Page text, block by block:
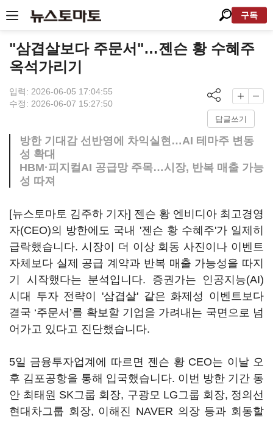
구독
"삼겹살보다 주문서"…젠슨 황 수혜주
옥석가리기
입력: 2026-06-05 17:04:55
수정: 2026-06-07 15:27:50
답글쓰기
방한 기대감 선반영에 차익실현…AI 테마주 변동
성 확대
HBM·피지컬AI 공급망 주목…시장, 반복 매출 가능
성 따져
[뉴스토마토 김주하 기자] 젠슨 황 엔비디아 최고경영
자(CEO)의 방한에도 국내 '젠슨 황 수혜주'가 일제히
급락했습니다. 시장이 더 이상 회동 사진이나 이벤트
자체보다 실제 공급 계약과 반복 매출 가능성을 따지
기 시작했다는 분석입니다. 증권가는 인공지능(AI)
시대 투자 전략이 '삼겹살' 같은 화제성 이벤트보다
결국 ‘주문서’를 확보할 기업을 가려내는 국면으로 넘
어가고 있다고 진단했습니다.
5일 금융투자업계에 따르면 젠슨 황 CEO는 이날 오
후 김포공항을 통해 입국했습니다. 이번 방한 기간 동
안 최태원 SK그룹 회장, 구광모 LG그룹 회장, 정의선
현대차그룹 회장, 이해진 NAVER 의장 등과 회동할